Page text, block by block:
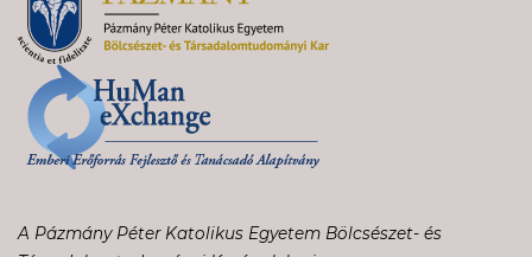
A Pázmány Péter Katolikus Egyetem Bölcsészet- és